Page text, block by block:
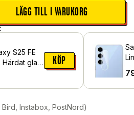
LÄGG TILL I VARUKORG
S25 FE
glas
KÖP
Instabox, PostNord)